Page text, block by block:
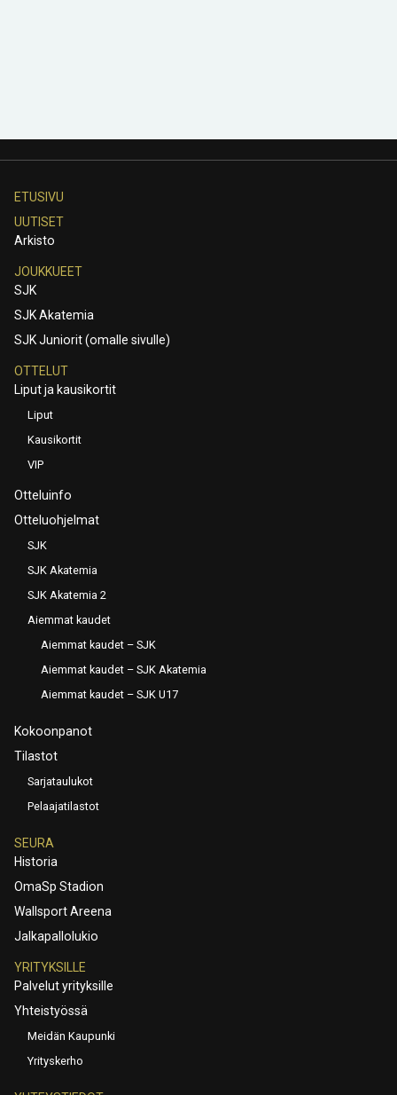
ETUSIVU
UUTISET
Arkisto
JOUKKUEET
SJK
SJK Akatemia
SJK Juniorit (omalle sivulle)
OTTELUT
Liput ja kausikortit
Liput
Kausikortit
VIP
Otteluinfo
Otteluohjelmat
SJK
SJK Akatemia
SJK Akatemia 2
Aiemmat kaudet
Aiemmat kaudet – SJK
Aiemmat kaudet – SJK Akatemia
Aiemmat kaudet – SJK U17
Kokoonpanot
Tilastot
Sarjataulukot
Pelaajatilastot
SEURA
Historia
OmaSp Stadion
Wallsport Areena
Jalkapallolukio
YRITYKSILLE
Palvelut yrityksille
Yhteistyössä
Meidän Kaupunki
Yrityskerho